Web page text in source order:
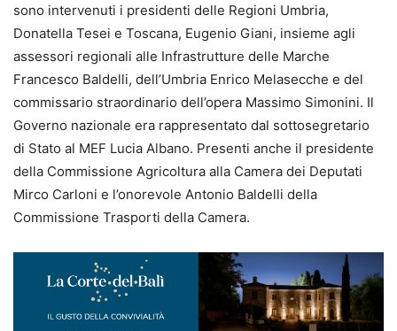
sono intervenuti i presidenti delle Regioni Umbria,
Donatella Tesei e Toscana, Eugenio Giani, insieme agli
assessori regionali alle Infrastrutture delle Marche
Francesco Baldelli, dell’Umbria Enrico Melasecche e del
commissario straordinario dell’opera Massimo Simonini. Il
Governo nazionale era rappresentato dal sottosegretario
di Stato al MEF Lucia Albano. Presenti anche il presidente
della Commissione Agricoltura alla Camera dei Deputati
Mirco Carloni e l’onorevole Antonio Baldelli della
Commissione Trasporti della Camera.